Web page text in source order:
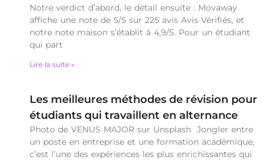
Notre verdict d’abord, le détail ensuite : Movaway
affiche une note de 5/5 sur 225 avis Avis Vérifiés, et
notre note maison s’établit à 4,9/5. Pour un étudiant
qui part
Lire la suite »
Les meilleures méthodes de révision pour
étudiants qui travaillent en alternance
Photo de VENUS MAJOR sur Unsplash Jongler entre
un poste en entreprise et une formation académique,
c’est l’une des expériences les plus enrichissantes qui